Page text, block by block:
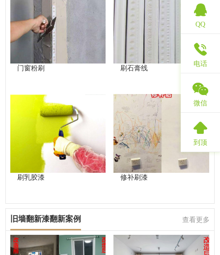
门窗粉刷 刷石膏线
刷乳胶漆 修补刷漆
旧墙翻新漆翻新案例 查看更多
QQ
电话
微信
到顶